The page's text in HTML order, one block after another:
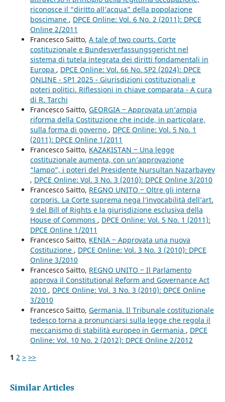
riconosce il “diritto all’acqua” della popolazione
boscimane , DPCE Online: Vol. 6 No. 2 (2011): DPCE
Online 2/2011
Francesco Saitto, A tale of two courts. Corte
costituzionale e Bundesverfassungsgericht nel
sistema di tutela integrata dei diritti fondamentali in
Europa , DPCE Online: Vol. 66 No. SP2 (2024): DPCE
ONLINE - SP1 2025 - Giurisdizioni costituzionali e
poteri politici. Riflessioni in chiave comparata - A cura
di R. Tarchi
Francesco Saitto, GEORGIA ‒ Approvata un’ampia
riforma della Costituzione che incide, in particolare,
sulla forma di governo , DPCE Online: Vol. 5 No. 1
(2011): DPCE Online 1/2011
Francesco Saitto, KAZAKISTAN ‒ Una legge
costituzionale aumenta, con un’approvazione
“lampo”, i poteri del Presidente Nursultan Nazarbayev
, DPCE Online: Vol. 3 No. 3 (2010): DPCE Online 3/2010
Francesco Saitto, REGNO UNITO ‒ Oltre gli interna
corporis. La Corte suprema nega l’invocabilità dell’art.
9 del Bill of Rights e la giurisdizione esclusiva della
House of Commons , DPCE Online: Vol. 5 No. 1 (2011):
DPCE Online 1/2011
Francesco Saitto, KENIA ‒ Approvata una nuova
Costituzione , DPCE Online: Vol. 3 No. 3 (2010): DPCE
Online 3/2010
Francesco Saitto, REGNO UNITO ‒ Il Parlamento
approva il Constitutional Reform and Governance Act
2010 , DPCE Online: Vol. 3 No. 3 (2010): DPCE Online
3/2010
Francesco Saitto, Germania. Il Tribunale costituzionale
tedesco torna a pronunciarsi sulla legge che regola il
meccanismo di stabilità europeo in Germania , DPCE
Online: Vol. 10 No. 2 (2012): DPCE Online 2/2012
1 2 > >>
Similar Articles